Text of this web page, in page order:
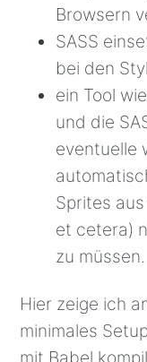
Browsern
SASS
bei den
ein Tool
und die
eventuelle
Sprites
et cetera)
zu müssen.
Hier zeige ich
minimales